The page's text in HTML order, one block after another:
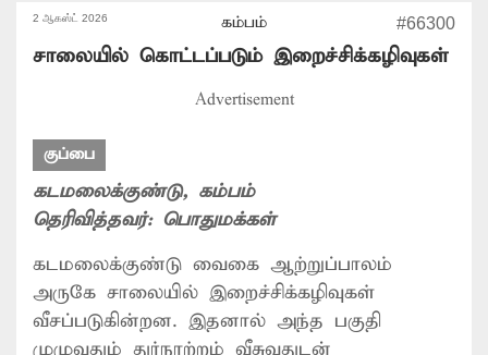
2 ஆகஸ்ட் 2026 கம்பம் #66300
சாலையில் கொட்டப்படும் இறைச்சிக்கழிவுகள்
Advertisement
குப்பை
கடமலைக்குண்டு, கம்பம்
தெரிவித்தவர்: பொதுமக்கள்
கடமலைக்குண்டு வைகை ஆற்றுப்பாலம்
அருகே சாலையில் இறைச்சிக்கழிவுகள்
வீசப்படுகின்றன. இதனால் அந்த பகுதி
முழுவதும் துர்நாற்றம் வீசுவதுடன்